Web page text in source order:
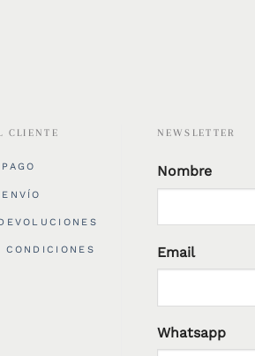
CLIENTE
CONDICIONES
NEWSLETTER
Nombre
Email
Whatsapp